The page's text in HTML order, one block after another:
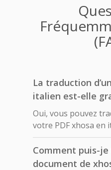
La traduction
italien est-elle
Oui, vous pouvez
votre PDF xhosa en
Comment puis-
document de